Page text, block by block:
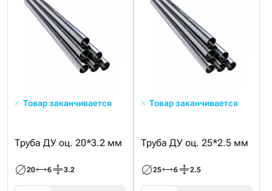
Товар заканчивается
Труба ДУ оц. 20*3.2 мм
20 6 3.2
Товар заканчивается
Труба ДУ оц. 25*2.5 мм
25 6 2.5